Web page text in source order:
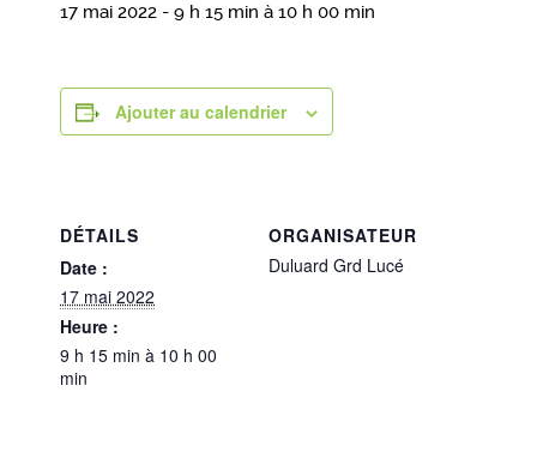
17 mai 2022 - 9 h 15 min à 10 h 00 min
Ajouter au calendrier
DÉTAILS
Date :
17 mai 2022
Heure :
9 h 15 min à 10 h 00
min
ORGANISATEUR
Duluard Grd Lucé